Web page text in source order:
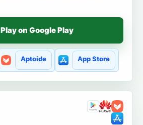
Play on Google Play
Aptoide App Store